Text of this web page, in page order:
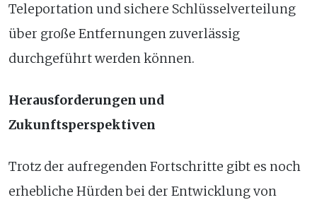
Teleportation und sichere Schlüsselverteilung
über große Entfernungen zuverlässig
durchgeführt werden können.
Herausforderungen und
Zukunftsperspektiven
Trotz der aufregenden Fortschritte gibt es noch
erhebliche Hürden bei der Entwicklung von